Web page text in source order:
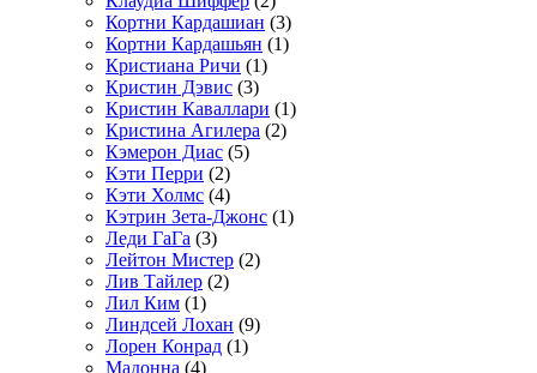
Кортни Кардашиан (3)
Кортни Кардашьян (1)
Кристиана Ричи (1)
Кристин Дэвис (3)
Кристин Каваллари (1)
Кристина Агилера (2)
Кэмерон Диас (5)
Кэти Перри (2)
Кэти Холмс (4)
Кэтрин Зета-Джонс (1)
Леди ГаГа (3)
Лейтон Мистер (2)
Лив Тайлер (2)
Лил Ким (1)
Линдсей Лохан (9)
Лорен Конрад (1)
Мадонна (4)